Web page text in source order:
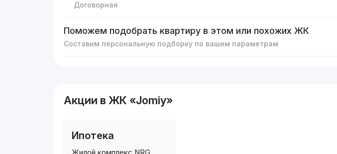
Договорная
Поможем подобрать квартиру в этом или похожих ЖК
Составим персональную подборку по вашим параметрам
Акции в ЖК «Jomiy»
Ипотека